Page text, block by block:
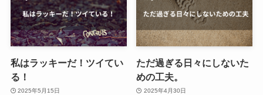
私はラッキーだ！ツイてい
る！
2025年5月15日
ただ過ぎる日々にしないた
めの工夫。
2025年4月30日